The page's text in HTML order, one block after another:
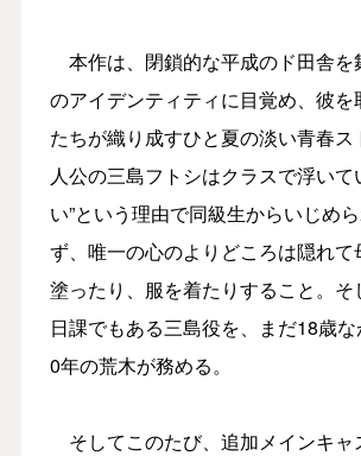
本作は、閉鎖的な平成のド田舎を
のアイデンティティに目覚め、彼を
たちが織り成すひと夏の淡い青春ス
人公の三島フトシはクラスで浮いて
い”という理由で同級生からいじめ
ず、唯一の心のよりどころは隠れて
塗ったり、服を着たりすること。そ
日課でもある三島役を、まだ18歳
0年の荒木が務める。
そしてこのたび、追加メインキャ